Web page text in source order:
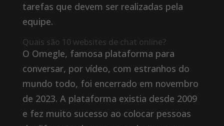
tarefas que devem ser realizadas pela
equipe.
Quais são 10 websites de chat online?
O Omegle, famosa plataforma para
conversar, por vídeo, com estranhos do
mundo todo, foi encerrado em novembro
de 2023. A plataforma existia desde 2009
e fez muito sucesso ao colocar pessoas